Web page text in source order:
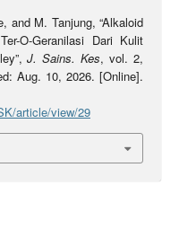
and M. Tanjung, “Alkaloid
O-Geranilasi Dari Kulit
J. Sains. Kes, vol. 2,
Aug. 10, 2026. [Online].
article/view/29